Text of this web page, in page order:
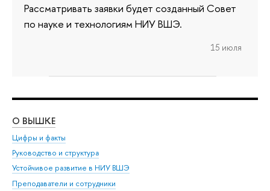
Рассматривать заявки будет созданный Совет
по науке и технологиям НИУ ВШЭ.
15 июля
О ВЫШКЕ
Цифры и факты
Руководство и структура
Устойчивое развитие в НИУ ВШЭ
Преподаватели и сотрудники